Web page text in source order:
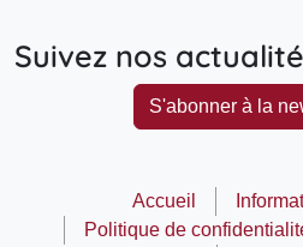
Suivez nos
S'abonner à la
Accueil
Politique de